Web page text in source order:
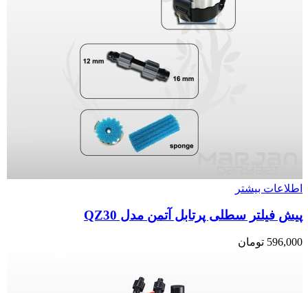
اطلاعات بیشتر
پیش فیلتر سطلی پرتابل آتمن مدل QZ30
596,000 تومان